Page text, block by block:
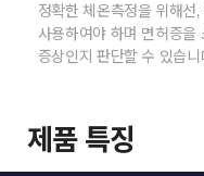
정확한 체온측정을 위해선
사용하여야 하며 면허증을
증상인지 판단할 수 있습니
제품 특징